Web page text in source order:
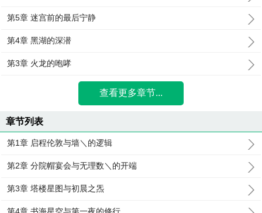
第5章 迷宫前的最后宁静
第4章 黑湖的深潜
第3章 火龙的咆哮
查看更多章节...
章节列表
第1章 启程伦敦与墙＼的逻辑
第2章 分院帽宴会与无理数＼的开端
第3章 塔楼星图与初晨之炁